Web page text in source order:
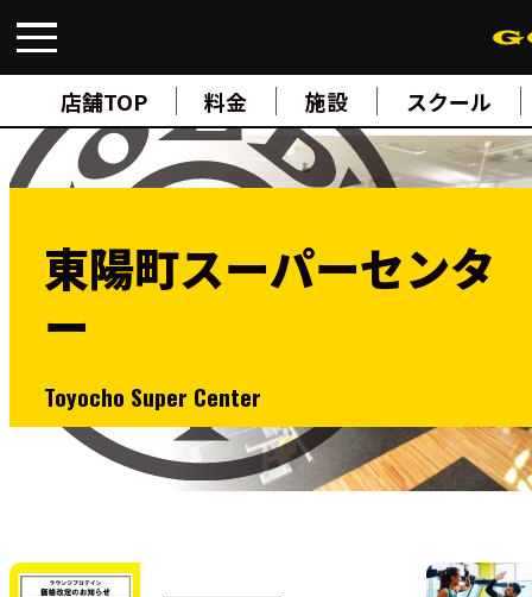
店舗TOP 料金 施設 スクール
FIND A GYM 店舗検索
ABOUT ゴールドジムについて
SUPPORTトレーニングサポート
SCHOOLスクール
STUDIO スタジオ
JOIN
NEWSニュース
SHOPオンラインストア
東陽町スーパーセンタ
ー
Toyocho Super Center